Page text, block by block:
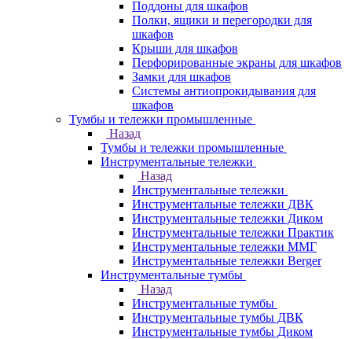
Поддоны для шкафов
Полки, ящики и перегородки для
шкафов
Крыши для шкафов
Перфорированные экраны для шкафов
Замки для шкафов
Системы антиопрокидывания для
шкафов
Тумбы и тележки промышленные
Назад
Тумбы и тележки промышленные
Инструментальные тележки
Назад
Инструментальные тележки
Инструментальные тележки ДВК
Инструментальные тележки Диком
Инструментальные тележки Практик
Инструментальные тележки ММГ
Инструментальные тележки Berger
Инструментальные тумбы
Назад
Инструментальные тумбы
Инструментальные тумбы ДВК
Инструментальные тумбы Диком